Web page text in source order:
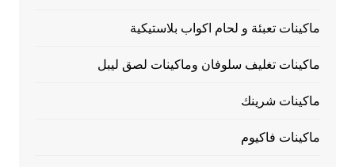
ماكينات تعبئة و لحام اكواب بلاستيكية
ماكينات تغليف سلوفان وماكينات لصق ليبل
ماكينات شرينك
ماكينات فاكيوم